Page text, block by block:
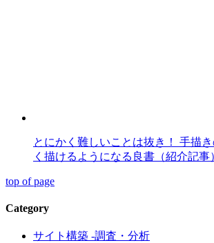
とにかく難しいことは抜き！ 手描
く描けるようになる良書（紹介記事
top of page
Category
サイト構築 -調査・分析